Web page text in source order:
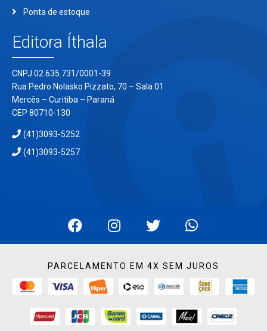
Ponta de estoque
Editora Íthala
CNPJ 02.635.731/0001-39
Rua Pedro Nolasko Pizzato, 70 – Sala 01
Mercês – Curitiba – Paraná
CEP 80710-130
(41)3093-5252
(41)3093-5257
PARCELAMENTO EM 4X SEM JUROS